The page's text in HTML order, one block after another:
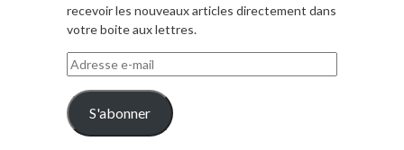
recevoir les nouveaux articles directement dans
votre boite aux lettres.
Adresse
e-
mail
S'abonner